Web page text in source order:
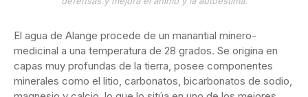
El agua de Alange procede de un manantial minero-
medicinal a una temperatura de 28 grados. Se origina en
capas muy profundas de la tierra, posee componentes
minerales como el litio, carbonatos, bicarbonatos de sodio,